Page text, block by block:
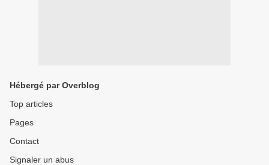
Hébergé par Overblog
Top articles
Pages
Contact
Signaler un abus